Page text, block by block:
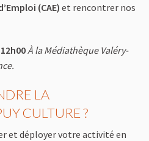
(CAE) et rencontrer nos
À la Médiathèque Valéry-
LA
CULTURE ?
et déployer votre activité en